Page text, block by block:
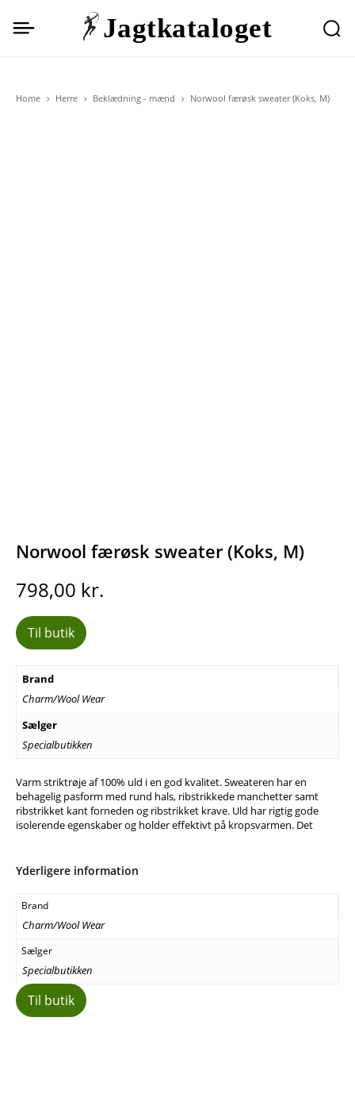
Jagtkataloget
Home Herre Beklædning - mænd Norwool færøsk sweater (Koks, M)
Norwool færøsk sweater (Koks, M)
798,00 kr.
Til butik
Brand
Charm/Wool Wear
Sælger
Specialbutikken
Varm striktrøje af 100% uld i en god kvalitet. Sweateren har en
behagelig pasform med rund hals, ribstrikkede manchetter samt
ribstrikket kant forneden og ribstrikket krave. Uld har rigtig gode
isolerende egenskaber og holder effektivt på kropsvarmen. Det
Yderligere information
Brand
Charm/Wool Wear
Sælger
Specialbutikken
Til butik